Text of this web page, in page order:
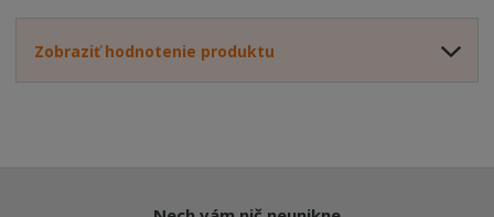
Zobraziť hodnotenie produktu